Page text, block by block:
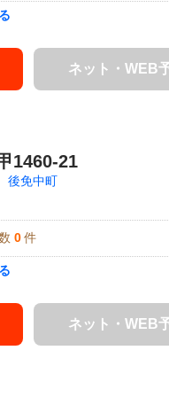
ネット・WEB
1460-21
後免中町
0 件
ネット・WEB